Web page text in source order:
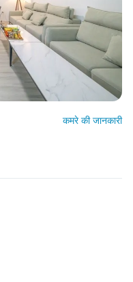
कमरे की जानकारी